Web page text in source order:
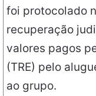
foi protocolado
recuperação
valores pagos
(TRE) pelo
ao grupo.